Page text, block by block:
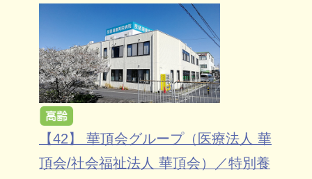
【42】 華頂会グループ（医療法人 華
頂会/社会福祉法人 華頂会）／特別養